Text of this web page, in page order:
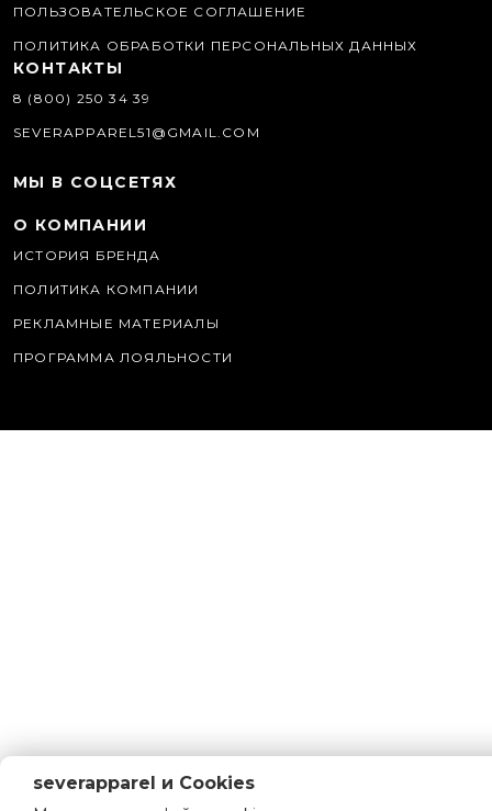
ПОЛЬЗОВАТЕЛЬСКОЕ СОГЛАШЕНИЕ
ПОЛИТИКА ОБРАБОТКИ ПЕРСОНАЛЬНЫХ ДАННЫХ
КОНТАКТЫ
8 (800) 250 34 39
SEVERAPPAREL51@GMAIL.COM
МЫ В СОЦСЕТЯХ
О КОМПАНИИ
ИСТОРИЯ БРЕНДА
ПОЛИТИКА КОМПАНИИ
РЕКЛАМНЫЕ МАТЕРИАЛЫ
ПРОГРАММА ЛОЯЛЬНОСТИ
severapparel и Cookies